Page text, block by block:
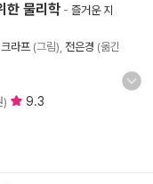
한 물리학 - 즐거운 지
라프 (그림), 전은경 (옮긴
)
9.3